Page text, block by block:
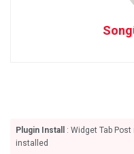
Plugin Install
: Widget Tab
installed